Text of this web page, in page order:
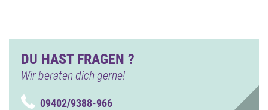
DU HAST FRAGEN ?
Wir beraten dich gerne!
09402/9388-966